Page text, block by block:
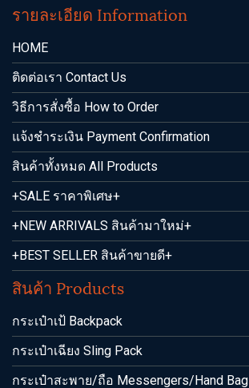
รายละเอียด Information
HOME
ติดต่อเรา Contact Us
วิธีการสั่งซื้อ How to Order
แจ้งชำระเงิน Payment Confirmation
สินค้าทั้งหมด All Products
+SALE ราคาพิเศษ+
+NEW ARRIVALS สินค้ามาใหม่+
+BEST SELLER สินค้าขายดี+
สินค้า Products
กระเป๋าเป้ Backpack
กระเป๋าเฉียง Sling Pack
กระเป๋าสะพาย/ถือ Messengers/Hand Bag